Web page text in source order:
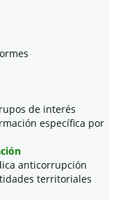
de interés
específica por
anticorrupción
territoriales